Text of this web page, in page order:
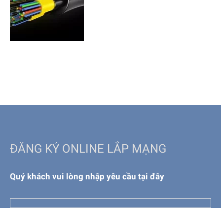
ĐĂNG KÝ ONLINE LẮP MẠNG
Quý khách vui lòng nhập yêu cầu tại đây